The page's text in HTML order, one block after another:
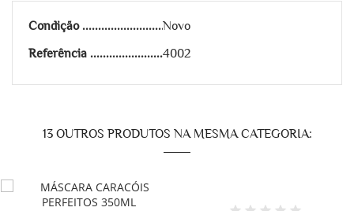
Condição Novo
Referência 4002
13 OUTROS PRODUTOS NA MESMA CATEGORIA: